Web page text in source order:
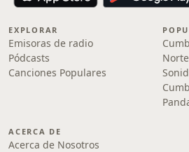
EXPLORAR
Emisoras de radio
Pódcasts
Canciones Populares
ACERCA DE
Acerca de Nosotros